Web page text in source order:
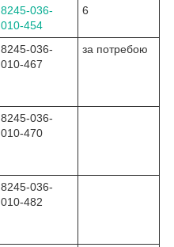
8245-036-
010-454
6
8245-036-
010-467
за потребою
8245-036-
010-470
8245-036-
010-482